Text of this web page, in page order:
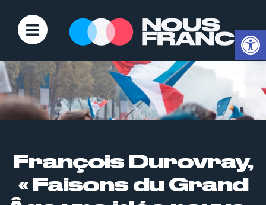
Ouvrir
François Durovray,
« Faisons du Grand